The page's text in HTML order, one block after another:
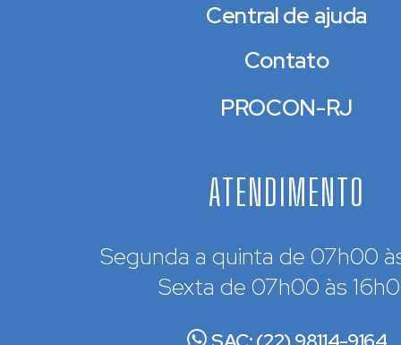
Central de ajuda
Contato
PROCON-RJ
ATENDIMENTO
Segunda a quinta de 07h00
Sexta de 07h00 às